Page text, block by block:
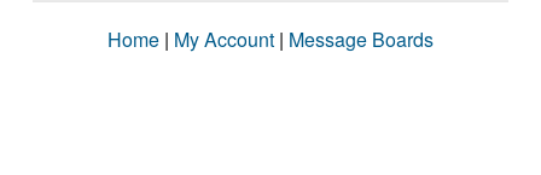
Home | My Account | Message Boards